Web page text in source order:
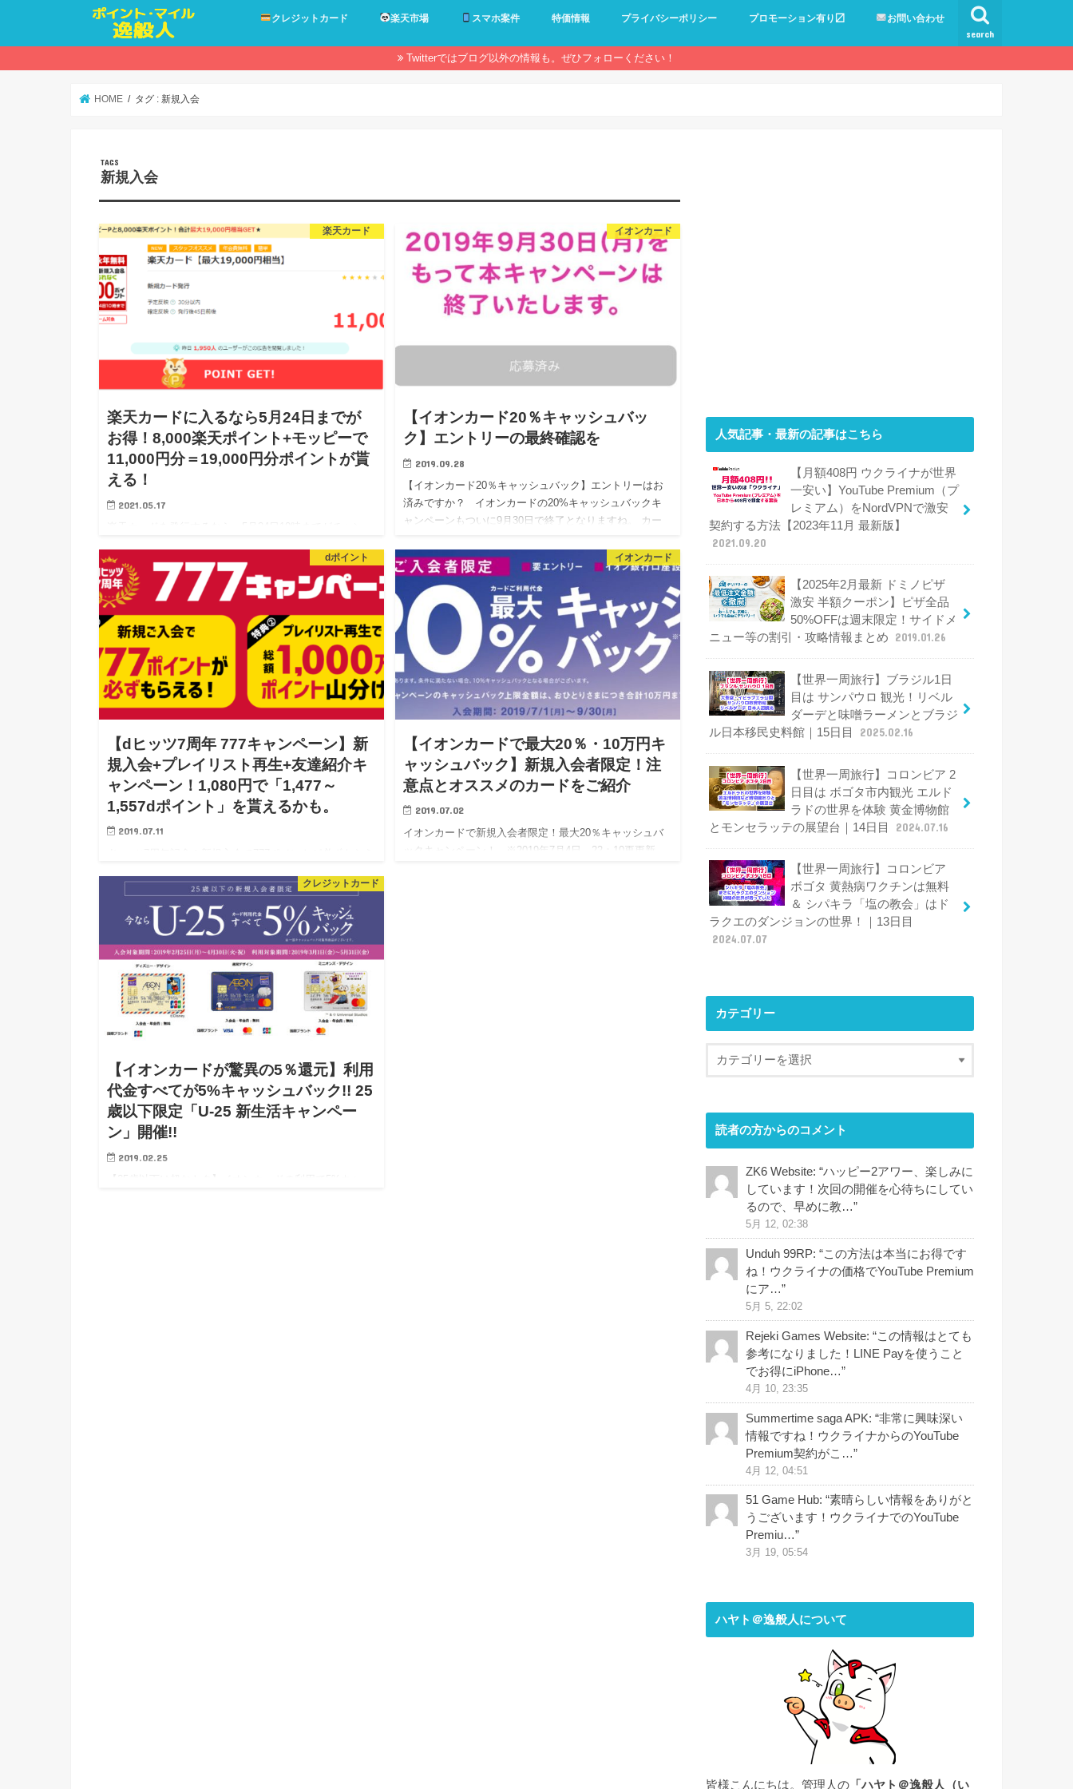
search
クレジットカード 楽天市場 スマホ案件 特価情報 プライバシーポリシー プロモーション有り〼 お問い合わせ
Twitterではブログ以外の情報も。ぜひフォローください！
HOME タグ : 新規入会
新規入会
楽天カード
楽天カードに入るなら5月24日までが
お得！8,000楽天ポイント+モッピーで
11,000円分＝19,000円分ポイントが貰
える！
2021.05.17
天Pay等の各種サービスを使うなら必須のクレカといえ
ば、楽天カード。 私は楽天プレミアムカードを…
イオンカード
【イオンカード20％キャッシュバッ
ク】エントリーの最終確認を
2019.09.28
【イオンカード20％キャッシュバック】エントリーはお
済みですか？ イオンカードの20%キャッシュバックキ
ャンペーンもついに9月30日で終了となりますね。 カー
dポイント
【dヒッツ7周年 777キャンペーン】新
規入会+プレイリスト再生+友達紹介キ
ャンペーン！1,080円で「1,477～
1,557dポイント」を貰えるかも。
2019.07.11
介した「dヒッツ」ですが、またまた大型キャンペーンが
開催されました。 7周年記念キャン…
イオンカード
【イオンカードで最大20％・10万円キ
ャッシュバック】新規入会者限定！注
意点とオススメのカードをご紹介
2019.07.02
イオンカードで新規入会者限定！最大20％キャッシュバ
ックキャンペーン！ ※2019年7月4日 22：10再更新。
クレジットカード
【イオンカードが驚異の5％還元】利用
代金すべてが5%キャッシュバック!! 25
歳以下限定「U-25 新生活キャンペー
ン」開催!!
2019.02.25
人気記事・最新の記事はこちら
【月額408円 ウクライナが世界
一安い】YouTube Premium（プ
レミアム）をNordVPNで激安
契約する方法【2023年11月 最新版】
2021.09.20
【2025年2月最新 ドミノピザ
激安 半額クーポン】ピザ全品
50%OFFは週末限定！サイドメ
ニュー等の割引・攻略情報まとめ
2019.01.26
【世界一周旅行】ブラジル1日
目は サンパウロ 観光！リベル
ダーデと味噌ラーメンとブラジ
ル日本移民史料館｜15日目
2025.02.16
【世界一周旅行】コロンビア 2
日目は ボゴタ市内観光 エルド
ラドの世界を体験 黄金博物館
とモンセラッテの展望台｜14日目
2024.07.16
【世界一周旅行】コロンビア
ボゴタ 黄熱病ワクチンは無料
＆ シパキラ「塩の教会」はド
ラクエのダンジョンの世界！｜13日目
2024.07.07
カテゴリー
読者の方からのコメント
ZK6 Website: “ハッピー2アワー、楽しみに
しています！次回の開催を心待ちにしてい
るので、早めに教…”
5月 12, 02:38
Unduh 99RP: “この方法は本当にお得です
ね！ウクライナの価格でYouTube Premium
にア…”
5月 5, 22:02
Rejeki Games Website: “この情報はとても
参考になりました！LINE Payを使うこと
でお得にiPhone…”
4月 10, 23:35
Summertime saga APK: “非常に興味深い
情報ですね！ウクライナからのYouTube
Premium契約がこ…”
4月 12, 04:51
51 Game Hub: “素晴らしい情報をありがと
うございます！ウクライナでのYouTube
Premiu…”
3月 19, 05:54
ハヤト＠逸般人について
皆様こんにちは。管理人の 「ハヤト＠逸般人（い